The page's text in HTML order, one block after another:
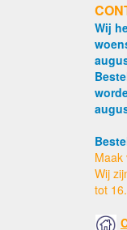
Wij
Maak
Wij
tot